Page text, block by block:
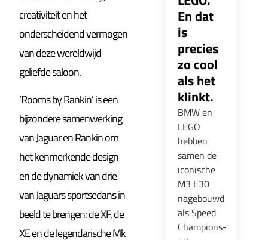
creativiteit en het
onderscheidend vermogen
van deze wereldwijd
geliefde saloon.
‘Rooms by Rankin’ is een
bijzondere samenwerking
van Jaguar en Rankin om
het kenmerkende design
en de dynamiek van drie
van Jaguars sportsedans in
beeld te brengen: de XF, de
XE en de legendarische Mk
En dat
is
precies
zo cool
als het
klinkt.
BMW en
LEGO
hebben
samen de
iconische
M3 E30
nagebouwd
als Speed
Champions-